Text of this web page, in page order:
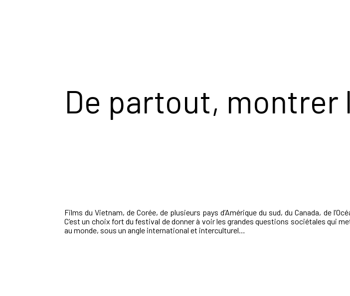
De partout, montrer
Films du Vietnam, de Corée, de plusieurs pays d’Amérique du sud, du Canada, de
C’est un choix fort du festival de donner à voir les grandes questions sociétales qui
au monde, sous un angle international et interculturel…